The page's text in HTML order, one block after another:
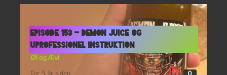
Episode 153 – Demon Juice og
Uprofessionel Instruktion
Øl og Ævl